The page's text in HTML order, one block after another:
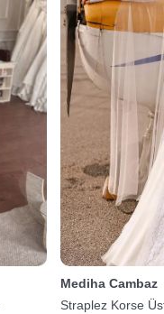
Mediha Cambaz
Straplez Korse